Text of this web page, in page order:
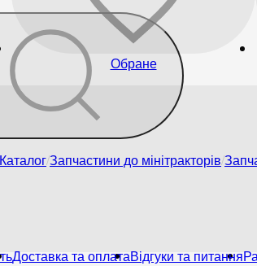
Обране
КаталогЗапчастини до мінітракторів
Доставка та оплатаВідгуки та питання